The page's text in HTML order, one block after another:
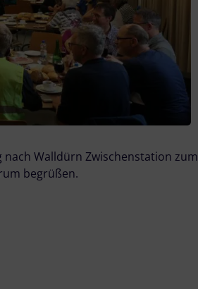
Walldürn Zwischenstation zum
begrüßen.